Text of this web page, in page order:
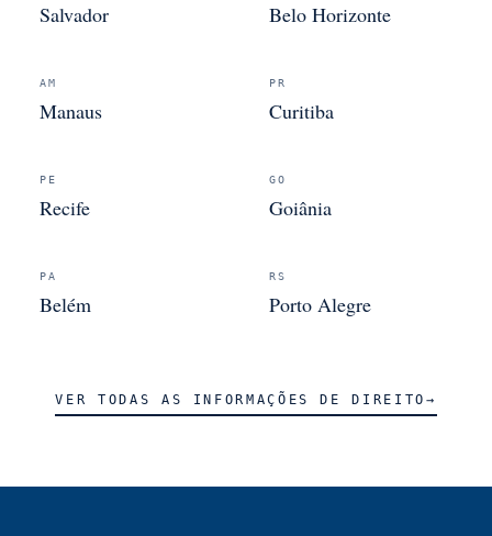
Salvador Belo Horizonte
AM
Manaus
PR
Curitiba
PE
Recife
GO
Goiânia
PA
Belém
RS
Porto Alegre
VER TODAS AS INFORMAÇÕES DE DIREITO →